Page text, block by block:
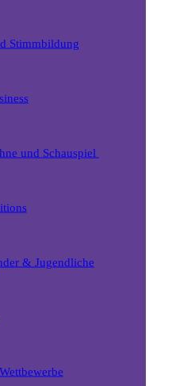
Stimmbildung
und Schauspiel
& Jugendliche